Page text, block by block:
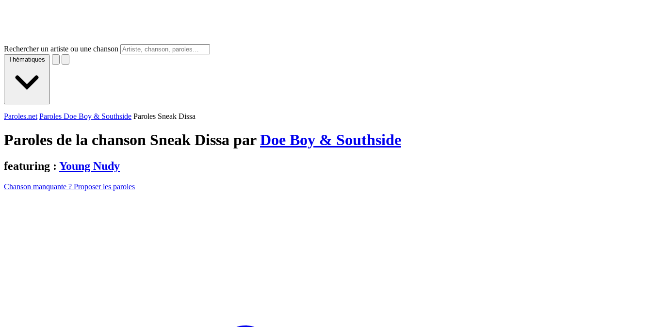
Rechercher un artiste ou une chanson
Thématiques
Paroles.net Paroles Doe Boy & Southside Paroles Sneak Dissa
Paroles de la chanson Sneak Dissa parDoe Boy & Southside
featuring : Young Nudy
Chanson manquante ? Proposer les paroles